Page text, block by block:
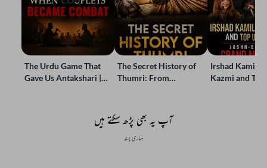
The Urdu Game That
Gave Us Antakshari |
The Secret History of
Thumri: From
Irshad Kamil,
Kazmi and
آپ یہ بھی پڑھ سکتے ہیں
ہماری پسند